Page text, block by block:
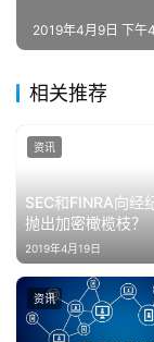
2019年4月9日 下午
相关推荐
SEC和FINRA向经
抛出加密橄榄枝？
2019年4月19日
资讯
资讯